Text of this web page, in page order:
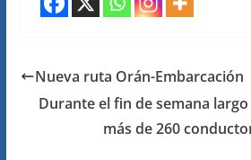
Nueva ruta Orán-Embarcación
Durante el fin de semana
más de 260